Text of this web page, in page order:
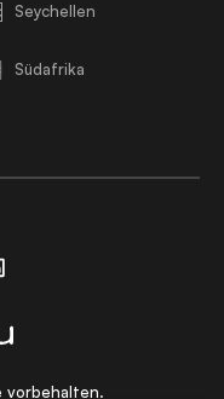
Seychellen
Südafrika
vorbehalten.